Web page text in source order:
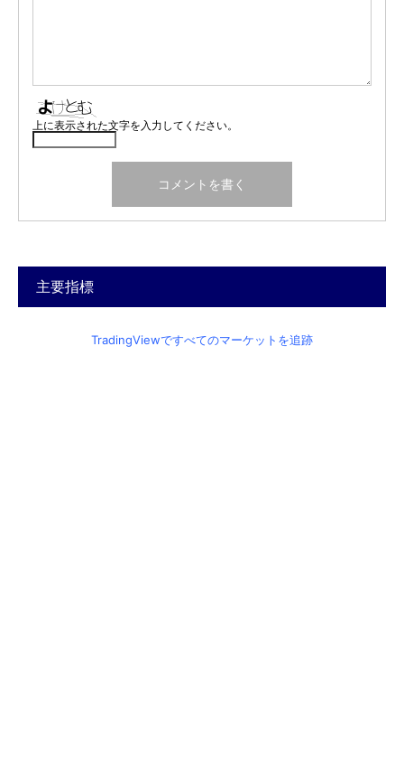
上に表示された文字を入力してください。
主要指標
TradingViewですべてのマーケットを追跡